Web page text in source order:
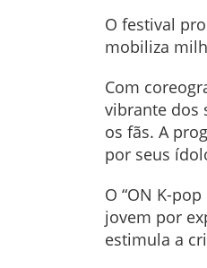
O festival
mobiliza
Com
vibrante dos
os fãs. A
por seus
O “ON K-
jovem por
estimula a